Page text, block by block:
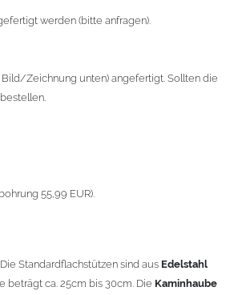
42,89 EUR).
finden Sie unter
Dach, 18 Plafond 2, 19 S-Line, 20 Pult
16 (Galicia) werden nur in Materialdicke 1,5mm
werden (bitte anfragen).
Zeichnung unten) angefertigt. Sollten die
55,99 EUR).
Standardflachstützen sind aus Edelstahl
beträgt ca. 25cm bis 30cm. Die Kaminhaube